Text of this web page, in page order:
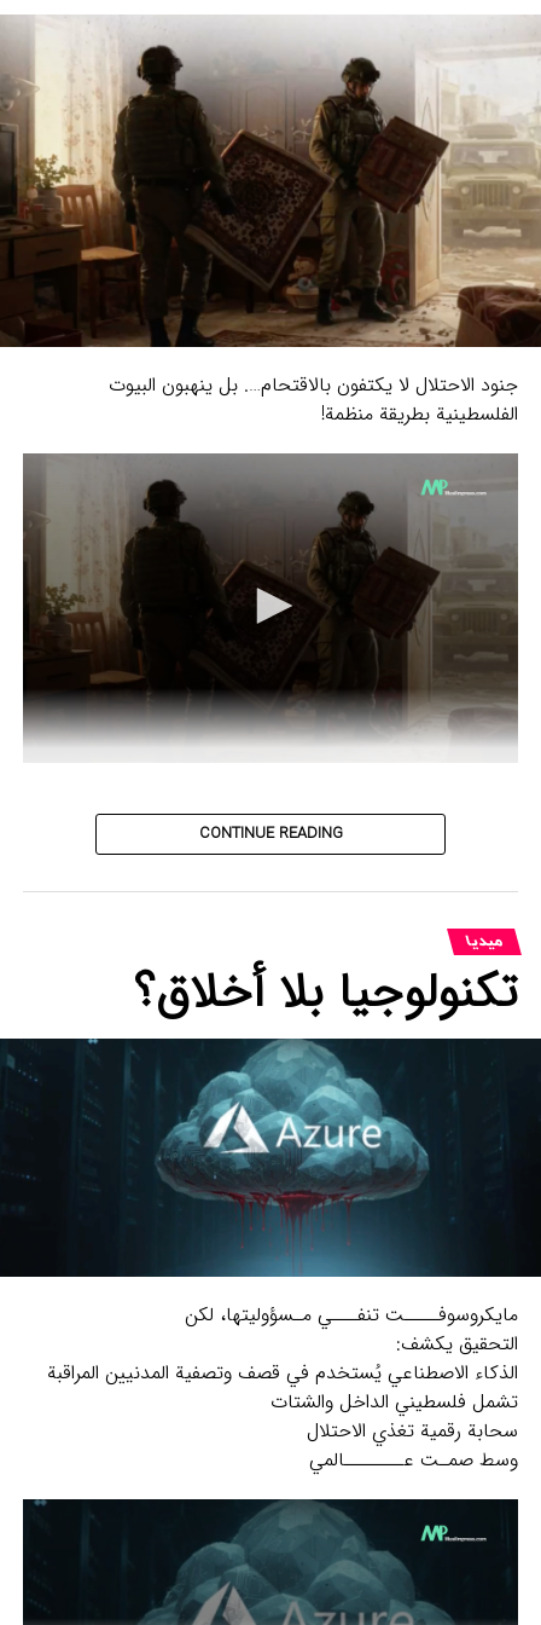
جنود الاحتلال لا يكتفون بالاقتحام…. بل ينهبون البيوت
الفلسطينية بطريقة منظمة!
CONTINUE READING
میدیا
تكنولوجيا بلا أخلاق؟
مايكروسوفــــت تنفـــي مـسؤوليتها، لكن
التحقيق يكشف:
الذكاء الاصطناعي يُستخدم في قصف وتصفية المدنيين المراقبة
تشمل فلسطيني الداخل والشتات
سحابة رقمية تغذي الاحتلال
وسط صمـت عـــــــالمي